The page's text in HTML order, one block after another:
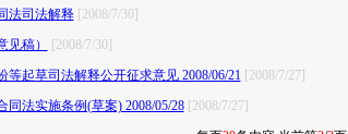
法司法解释 [2008/7/30]
见稿）
[2008/7/30]
等起草司法解释公开征求意见 2008/06/21 [2008/7/27]
同法实施条例(草案) 2008/05/28 [2008/7/27]